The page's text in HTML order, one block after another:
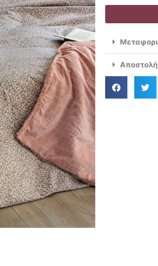
Φανελένια
240x250
Fb0227
ποσότητα
Αποστολή